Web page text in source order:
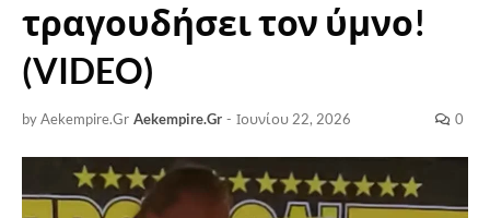
τραγουδήσει τον ύμνο!
(VIDEO)
by Aekempire.Gr Aekempire.Gr - Ιουνίου 22, 2026 0